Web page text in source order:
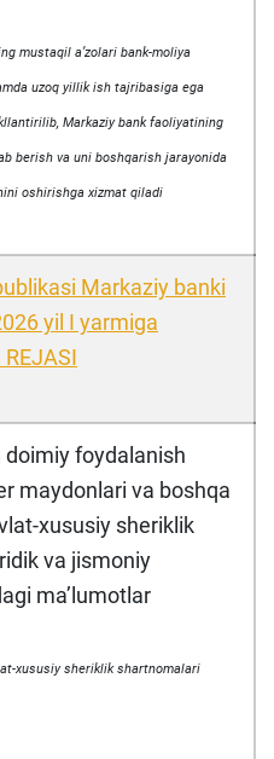
mustaqil aʼzolari bank-moliya
uzoq yillik ish tajribasiga ega
Markaziy bank faoliyatining
berish va uni boshqarish jarayonida
oshirishga xizmat qiladi
Markaziy banki
yil I yarmiga
REJАSI
foydalanish
maydonlari va boshqa
xususiy sheriklik
va jismoniy
maʼlumotlar
xususiy sheriklik shartnomalari